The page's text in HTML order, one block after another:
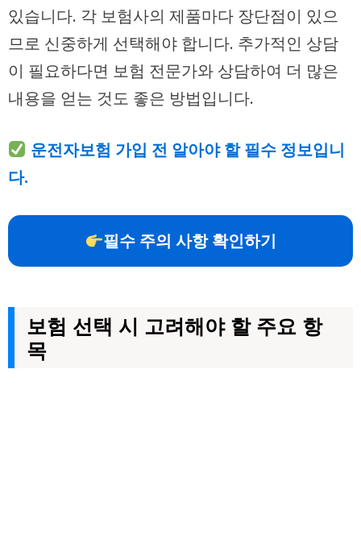
있습니다. 각 보험사의 제품마다 장단점이 있으
므로 신중하게 선택해야 합니다. 추가적인 상담
이 필요하다면 보험 전문가와 상담하여 더 많은
내용을 얻는 것도 좋은 방법입니다.
운전자보험 가입 전 알아야 할 필수 정보입니
다.
필수 주의 사항 확인하기
보험 선택 시 고려해야 할 주요 항
목